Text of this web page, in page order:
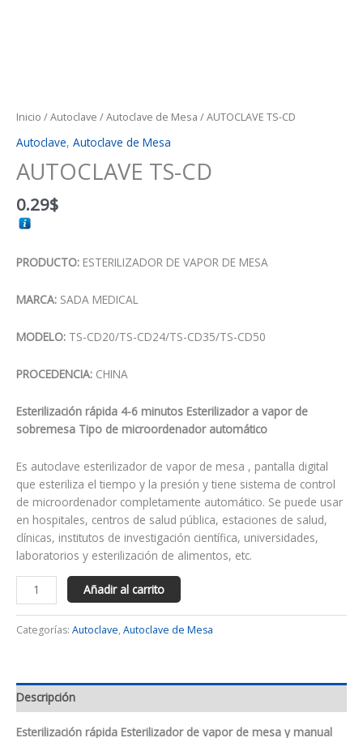
Inicio /Autoclave /Autoclave de Mesa / AUTOCLAVE TS-CD
Autoclave, Autoclave de Mesa
AUTOCLAVE TS-CD
0.29$
PRODUCTO: ESTERILIZADOR DE VAPOR DE MESA
MARCA: SADA MEDICAL
MODELO: TS-CD20/TS-CD24/TS-CD35/TS-CD50
PROCEDENCIA: CHINA
Esterilización rápida 4-6 minutos Esterilizador a vapor de
sobremesa Tipo de microordenador automático
Es autoclave esterilizador de vapor de mesa , pantalla digital
que esteriliza el tiempo y la presión y tiene sistema de control
de microordenador completamente automático. Se puede usar
en hospitales, centros de salud pública, estaciones de salud,
clínicas, institutos de investigación científica, universidades,
laboratorios y esterilización de alimentos, etc.
Añadir al carrito
Categorías: Autoclave, Autoclave de Mesa
Descripción
Esterilización rápida Esterilizador de vapor de mesa y manual